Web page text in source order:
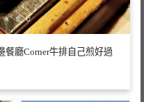
餐廳Corner牛排自己煎好過